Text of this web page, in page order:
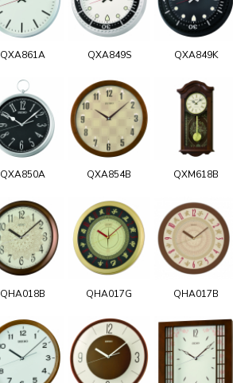
QXA861A QXA849S QXA849K
QXA850A QXA854B QXM618B
QHA018B QHA017G QHA017B